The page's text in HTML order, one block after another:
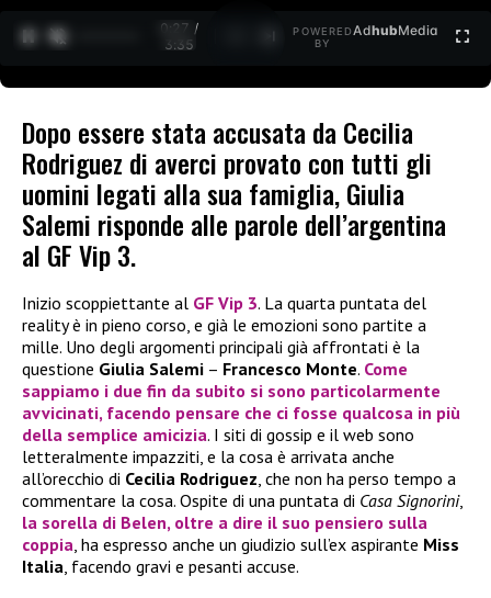
0:27 /
3:35
POWERED
BY
AdhubMedia
Dopo essere stata accusata da Cecilia
Rodriguez di averci provato con tutti gli
uomini legati alla sua famiglia, Giulia
Salemi risponde alle parole dell’argentina
al GF Vip 3.
Inizio scoppiettante al GF Vip 3. La quarta puntata del
reality è in pieno corso, e già le emozioni sono partite a
mille. Uno degli argomenti principali già affrontati è la
questione Giulia Salemi – Francesco Monte. Come
sappiamo i due fin da subito si sono particolarmente
avvicinati, facendo pensare che ci fosse qualcosa in più
della semplice amicizia. I siti di gossip e il web sono
letteralmente impazziti, e la cosa è arrivata anche
all’orecchio di Cecilia Rodriguez, che non ha perso tempo a
commentare la cosa. Ospite di una puntata di Casa Signorini,
la sorella di Belen, oltre a dire il suo pensiero sulla
coppia, ha espresso anche un giudizio sull’ex aspirante Miss
Italia, facendo gravi e pesanti accuse.